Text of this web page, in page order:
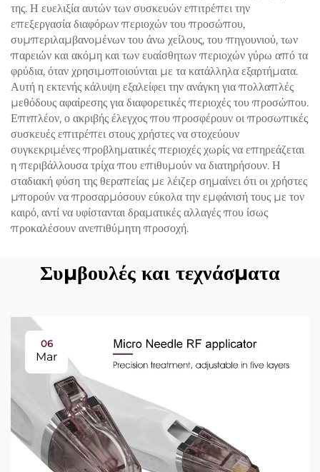
της. Η ευελιξία αυτών των συσκευών επιτρέπει την
επεξεργασία διαφόρων περιοχών του προσώπου,
συμπεριλαμβανομένων του άνω χείλους, του πηγουνιού, των
παρειών και ακόμη και των ευαίσθητων περιοχών γύρω από τα
φρύδια, όταν χρησιμοποιούνται με τα κατάλληλα εξαρτήματα.
Αυτή η εκτενής κάλυψη εξαλείφει την ανάγκη για πολλαπλές
μεθόδους αφαίρεσης για διαφορετικές περιοχές του προσώπου.
Επιπλέον, ο ακριβής έλεγχος που προσφέρουν οι προσωπικές
συσκευές επιτρέπει στους χρήστες να στοχεύουν
συγκεκριμένες προβληματικές περιοχές χωρίς να επηρεάζεται
η περιβάλλουσα τρίχα που επιθυμούν να διατηρήσουν. Η
σταδιακή φύση της θεραπείας με λέιζερ σημαίνει ότι οι χρήστες
μπορούν να προσαρμόσουν εύκολα την εμφάνισή τους με τον
καιρό, αντί να υφίστανται δραματικές αλλαγές που ίσως
προκαλέσουν ανεπιθύμητη προσοχή.
Συμβουλές και τεχνάσματα
06
Mar